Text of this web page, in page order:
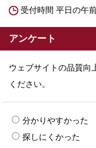
受付時間 平日の午
アンケート
ウェブサイトの品質向
ください。
分かりやすかった
探しにくかった